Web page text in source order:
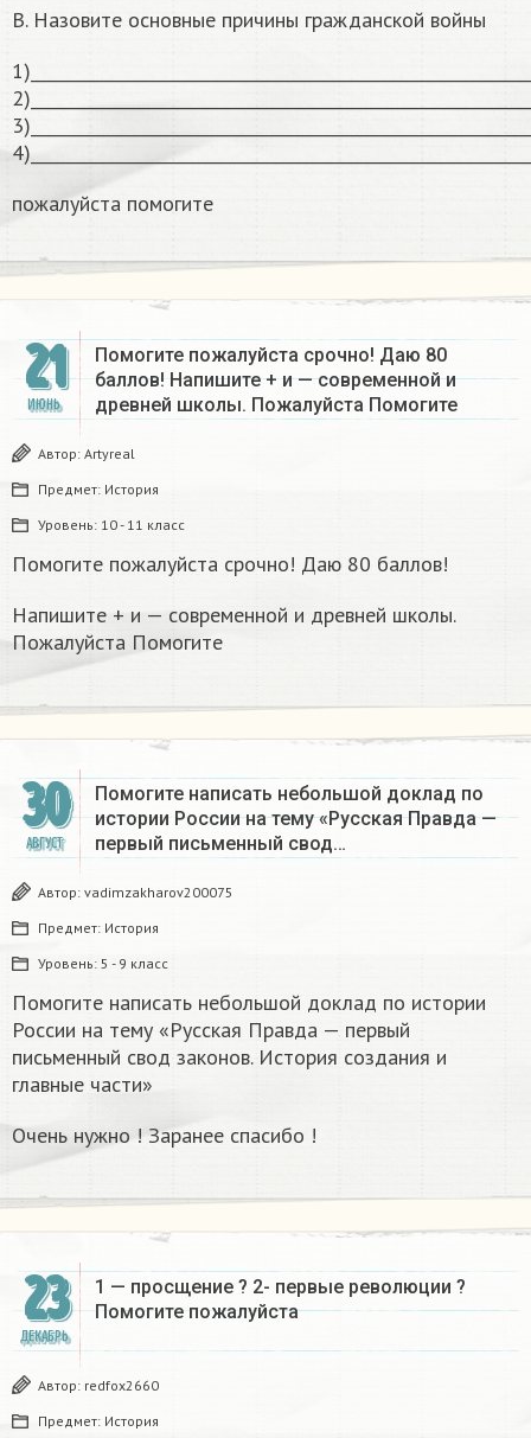
В. Назовите основные причины гражданской войны
пожалуйста помогите
21
ИЮНЬ
Помогите пожалуйста срочно! Даю 80
баллов! Напишите + и — современной и
древней школы. Пожалуйста Помогите
Автор: Artyreal
Предмет: История
Уровень: 10 - 11 класс
Помогите пожалуйста срочно! Даю 80 баллов!
Напишите + и — современной и древней школы.
Пожалуйста Помогите
30
АВГУСТ
Помогите написать небольшой доклад по
истории России на тему «Русская Правда —
первый письменный свод…
Автор: vadimzakharov200075
Предмет: История
Уровень: 5 - 9 класс
Помогите написать небольшой доклад по истории
России на тему «Русская Правда — первый
письменный свод законов. История создания и
главные части»
Очень нужно ! Заранее спасибо !
23
ДЕКАБРЬ
1 — просщение ? 2- первые революции ?
Помогите пожалуйста
Автор: redfox2660
Предмет: История